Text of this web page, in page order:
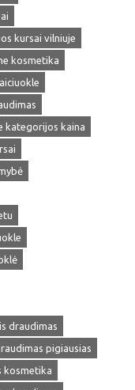
kursai vilniuje
kosmetika
kategorijos kaina
draudimas
pigiausias
kosmetika